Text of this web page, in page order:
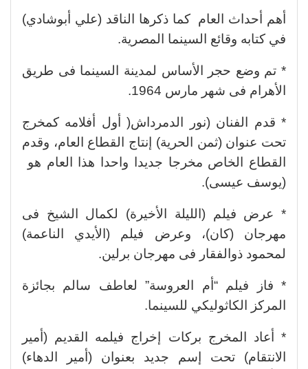
أهم أحداث العام كما ذكرها الناقد (علي أبوشادي)
في كتابه وقائع السينما المصرية.
* تم وضع حجر الأساس لمدينة السينما فى طريق
الأهرام فى شهر مارس 1964.
* قدم الفنان (نور الدمرداش( أول أفلامه كمخرج
تحت عنوان (ثمن الحرية) إنتاج القطاع العام، وقدم
القطاع الخاص مخرجا جديدا واحدا هذا العام هو
(يوسف عيسى).
* عرض فيلم (الليلة الأخيرة) لكمال الشيخ فى
مهرجان (كان)، وعرض فيلم (الأيدي الناعمة)
لمحمود ذوالفقار فى مهرجان برلين.
* فاز فيلم “أم العروسة” لعاطف سالم بجائزة
المركز الكاثوليكي للسينما.
* أعاد المخرج بركات إخراج فيلمه القديم (أمير
الانتقام) تحت إسم جديد بعنوان (أمير الدهاء)